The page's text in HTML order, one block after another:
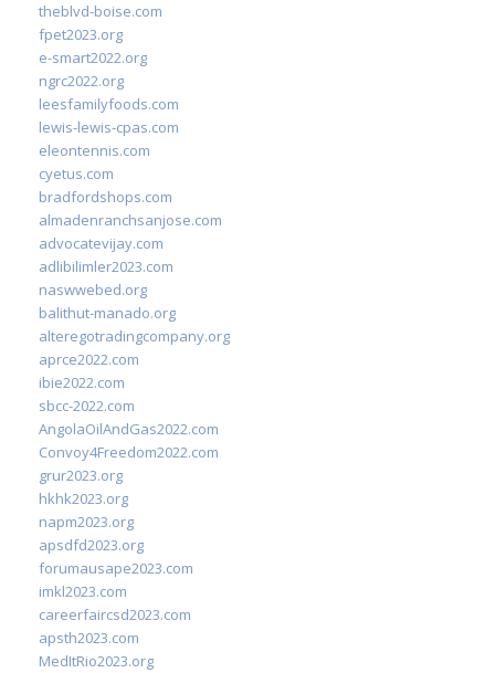
theblvd-boise.com
fpet2023.org
e-smart2022.org
ngrc2022.org
leesfamilyfoods.com
lewis-lewis-cpas.com
eleontennis.com
cyetus.com
bradfordshops.com
almadenranchsanjose.com
advocatevijay.com
adlibilimler2023.com
naswwebed.org
balithut-manado.org
alteregotradingcompany.org
aprce2022.com
ibie2022.com
sbcc-2022.com
AngolaOilAndGas2022.com
Convoy4Freedom2022.com
grur2023.org
hkhk2023.org
napm2023.org
apsdfd2023.org
forumausape2023.com
imkl2023.com
careerfaircsd2023.com
apsth2023.com
MedItRio2023.org